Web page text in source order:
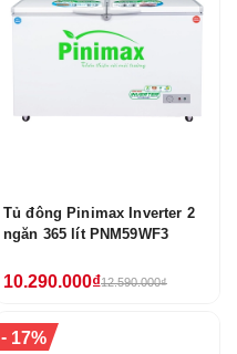
Tủ đông Pinimax Inverter 2
ngăn 365 lít PNM59WF3
10.290.000₫12.590.000₫
-17%